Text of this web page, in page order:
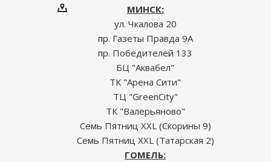
МИНСК:
ул. Чкалова 20
пр. Газеты Правда 9А
пр. Победителей 133
БЦ "Аквабел"
ТК "Арена Сити"
ТЦ "GreenCity"
ТК "Валерьяново"
Семь Пятниц XXL (Скорины 9)
Семь Пятниц XXL (Татарская 2)
ГОМЕЛЬ: